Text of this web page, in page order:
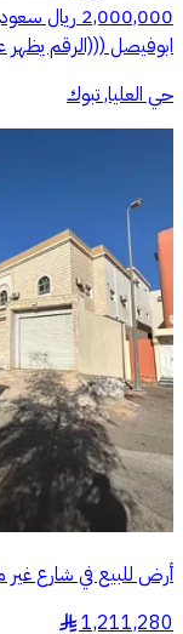
2,000,000
ابوفيصل (((الرقم
حي العليا, تبوك
أرض للبيع في شارع
1,211,280
§